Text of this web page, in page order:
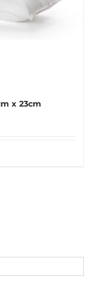
x 23cm